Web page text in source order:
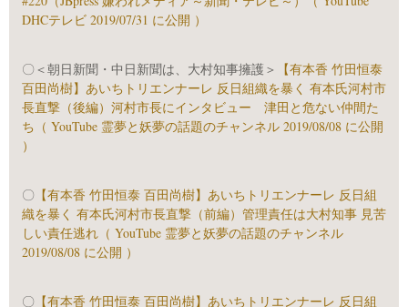
DHCテレビ 2019/07/31 に公開 ）
〇＜朝日新聞・中日新聞は、大村知事擁護＞
【有本香 竹田恒泰
百田尚樹】あいちトリエンナーレ 反日組織を暴く 有本氏河村市
長直撃（後編）河村市長にインタビュー 津田と危ない仲間た
ち（ YouTube 霊夢と妖夢の話題のチャンネル 2019/08/08 に公開
）
〇 【有本香 竹田恒泰 百田尚樹】あいちトリエンナーレ 反日組
織を暴く 有本氏河村市長直撃（前編）管理責任は大村知事 見苦
しい責任逃れ（ YouTube 霊夢と妖夢の話題のチャンネル
2019/08/08 に公開 ）
〇 【有本香 竹田恒泰 百田尚樹】あいちトリエンナーレ 反日組